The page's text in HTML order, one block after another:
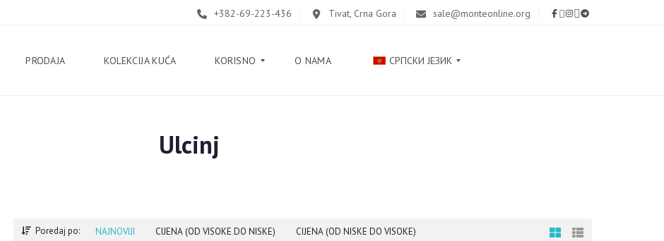
+382-69-223-436 Tivat, Crna Gora sale@monteonline.org
PRODAJA KOLEKCIJA KUĆA KORISNO
B
D
O NAMA СРПСКИ ЈЕЗИК
Ulcinj
Poredaj po: NAJNOVIJI CIJENA (OD VISOKE DO NISKE) CIJENA (OD NISKE DO VISOKE)